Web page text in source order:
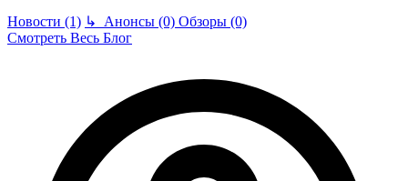
Новости (1) ↳ Анонсы (0) Обзоры (0)
Смотреть Весь Блог